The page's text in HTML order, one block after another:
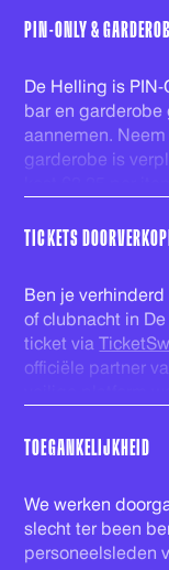
PIN-ONLY &
De Helling is
bar en garderobe
aannemen.
garderobe is
TICKETS
Ben je
of clubnacht in
ticket via
officiële partner
TicketSwap
plezier!
TOEGANKELIJKHEID
We werken
slecht ter been
personeelsleden